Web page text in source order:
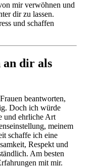
mir verwöhnen und
dir zu lassen.
und schaffen
an dir als
beantworten,
Doch ich würde
und ehrliche Art
meinem
schaffe ich eine
Respekt und
Am besten
mit mir.